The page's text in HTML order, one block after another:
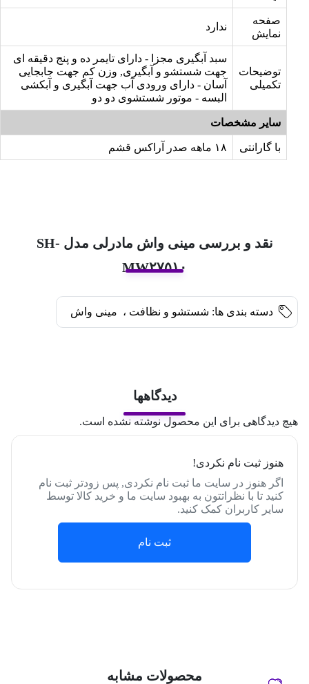
صفحه
نمایش
ندارد
توضیحات
تکمیلی
سبد آبگیری مجزا - دارای تایمر ده و پنج دقیقه ای
جهت شستشو و آبگیری, وزن کم جهت جابجایی
آسان - دارای ورودی آب جهت آبگیری و آبکشی
البسه - موتور شستشوی دو دو
سایر مشخصات
با گارانتی ۱۸ ماهه صدر آراکس قشم
نقد و بررسی مینی واش مادرلی مدل SH-
MW۲۷۵۱۰
دسته بندی ها: شستشو و نظافت ، مینی واش
دیدگاهها
هیچ دیدگاهی برای این محصول نوشته نشده است.
هنوز ثبت نام نکردی!
اگر هنوز در سایت ما ثبت نام نکردی, پس زودتر ثبت نام
کنید تا با نظراتتون به بهبود سایت ما و خرید کالا توسط
سایر کاربران کمک کنید.
ثبت نام
محصولات مشابه